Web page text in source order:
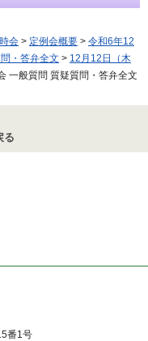
会 > 定例会概要 > 令和6年12
・答弁全文 > 12月12日（木
一般質問 質疑質問・答弁全文
る
番1号